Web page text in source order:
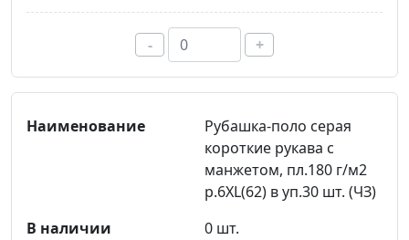
- +
Рубашка-поло серая
короткие рукава с
манжетом, пл.180 г/м2
р.6XL(62) в уп.30 шт. (ЧЗ)
0 шт.